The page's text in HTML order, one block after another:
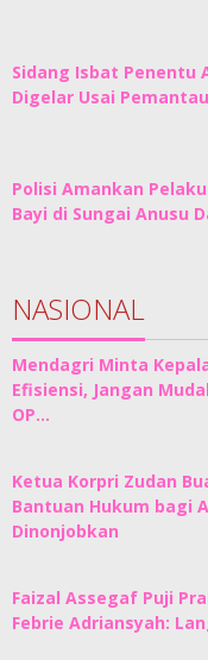
Sidang Isbat Penentu
Digelar Usai
Polisi Amankan
Bayi di Sungai Anusu
NASIONAL
Mendagri Minta
Efisiensi, Jangan
OP…
Ketua Korpri Zudan
Bantuan Hukum bagi
Dinonjobkan
Faizal Assegaf Puji
Febrie Adriansyah: